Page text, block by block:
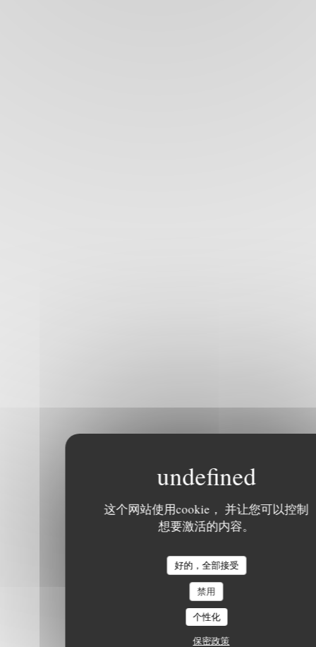
这个网站使用cookie， 并让您可以控制
想要激活的内容。
好的，全部接受
禁用
个性化
保密政策